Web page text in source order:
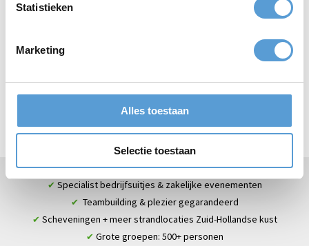
Statistieken
Marketing
Alles toestaan
Selectie toestaan
Blog
manager bij Beleving
Wie zijn toch de mensen achter
✔ Specialist bedrijfsuitjes & zakelijke evenementen
✔ Teambuilding & plezier gegarandeerd
✔ Scheveningen + meer strandlocaties Zuid-Hollandse kust
✔ Grote groepen: 500+ personen